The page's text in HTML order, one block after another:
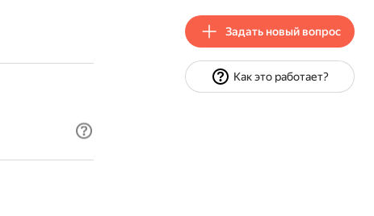
Задать новый вопрос
Как это работает?